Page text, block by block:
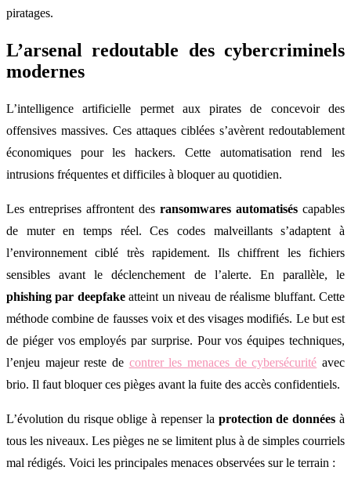
piratages.
L’arsenal redoutable des cybercriminels
modernes
L’intelligence artificielle permet aux pirates de concevoir des
offensives massives. Ces attaques ciblées s’avèrent redoutablement
économiques pour les hackers. Cette automatisation rend les
intrusions fréquentes et difficiles à bloquer au quotidien.
Les entreprises affrontent des ransomwares automatisés capables
de muter en temps réel. Ces codes malveillants s’adaptent à
l’environnement ciblé très rapidement. Ils chiffrent les fichiers
sensibles avant le déclenchement de l’alerte. En parallèle, le
phishing par deepfakeatteint un niveau de réalisme bluffant. Cette
méthode combine de fausses voix et des visages modifiés. Le but est
de piéger vos employés par surprise. Pour vos équipes techniques,
l’enjeu majeur reste de contrer les menaces de cybersécurité avec
brio. Il faut bloquer ces pièges avant la fuite des accès confidentiels.
L’évolution du risque oblige à repenser la protection de données à
tous les niveaux. Les pièges ne se limitent plus à de simples courriels
mal rédigés. Voici les principales menaces observées sur le terrain :